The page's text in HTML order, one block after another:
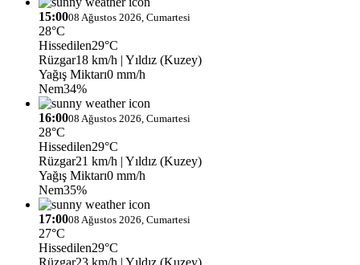
15:0008 Ağustos 2026, Cumartesi
28°C
Hissedilen29°C
Rüzgar18 km/h | Yıldız (Kuzey)
Yağış Miktarı0 mm/h
Nem34%
16:0008 Ağustos 2026, Cumartesi
28°C
Hissedilen29°C
Rüzgar21 km/h | Yıldız (Kuzey)
Yağış Miktarı0 mm/h
Nem35%
17:0008 Ağustos 2026, Cumartesi
27°C
Hissedilen29°C
Rüzgar23 km/h | Yıldız (Kuzey)